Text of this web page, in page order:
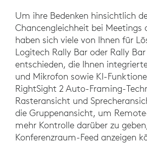
Um ihre Bedenken hinsichtlich
Chancengleichheit bei Meetings
haben sich viele von Ihnen für
Logitech Rally Bar oder Rally
entschieden, die Ihnen
und Mikrofon sowie KI-
RightSight 2 Auto-Framing-
Rasteransicht und
die Gruppenansicht, um
mehr Kontrolle darüber zu
Konferenzraum-Feed anzeigen